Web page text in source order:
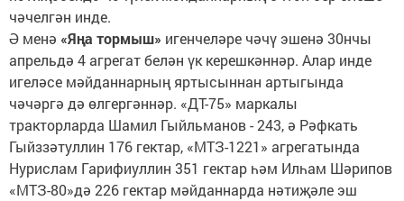
чәчелгән инде.
Ә менә «Яңа тормыш» игенчеләре чәчү эшенә 30нчы
апрельдә 4 агрегат белән үк керешкәннәр. Алар инде
игеләсе мәйданнарның яртысыннан артыгында
чәчәргә дә өлгергәннәр. «ДТ-75» маркалы
тракторларда Шамил Гыйльманов - 243, ә Рәфкать
Гыйззәтуллин 176 гектар, «МТЗ-1221» агрегатында
Нурислам Гарифиуллин 351 гектар һәм Илһам Шәрипов
«МТЗ-80»дә 226 гектар мәйданнарда нәтиҗәле эш